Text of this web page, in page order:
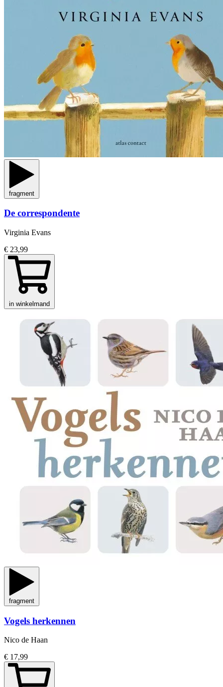
fragment
De correspondente
Virginia Evans
€ 23,99
in winkelmand
fragment
Vogels herkennen
Nico de Haan
€ 17,99